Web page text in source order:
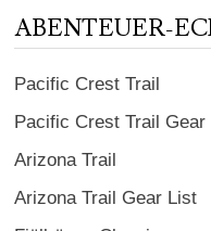
ABENTEUER-
Pacific Crest Trail
Pacific Crest Trail Gear
Arizona Trail
Arizona Trail Gear List